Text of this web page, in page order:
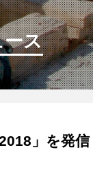
ース
」を発信